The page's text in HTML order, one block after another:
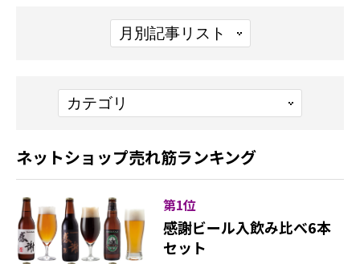
ネットショップ売れ筋ランキング
第1位
感謝ビール入飲み比べ6本
セット